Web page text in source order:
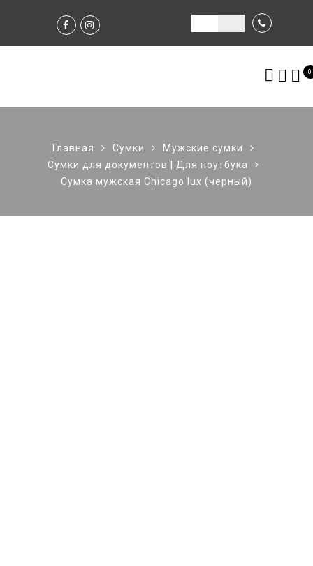
0
Главная Сумки
Мужские сумки
Сумки для документов | Для ноутбука
Сумка мужская Chicago lux (черный)